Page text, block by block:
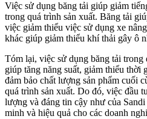
Việc sử dụng băng tải giúp giảm
trong quá trình sản xuất. Băng tải
việc giảm thiểu việc sử dụng xe
khác giúp giảm thiểu khí thải gây ô
Tóm lại, việc sử dụng băng tải trong
giúp tăng năng suất, giảm thiểu thời
đảm bảo chất lượng sản phẩm cuối
quá trình sản xuất. Do đó, việc đầu
lượng và đáng tin cậy như của
minh và hiệu quả cho các doanh